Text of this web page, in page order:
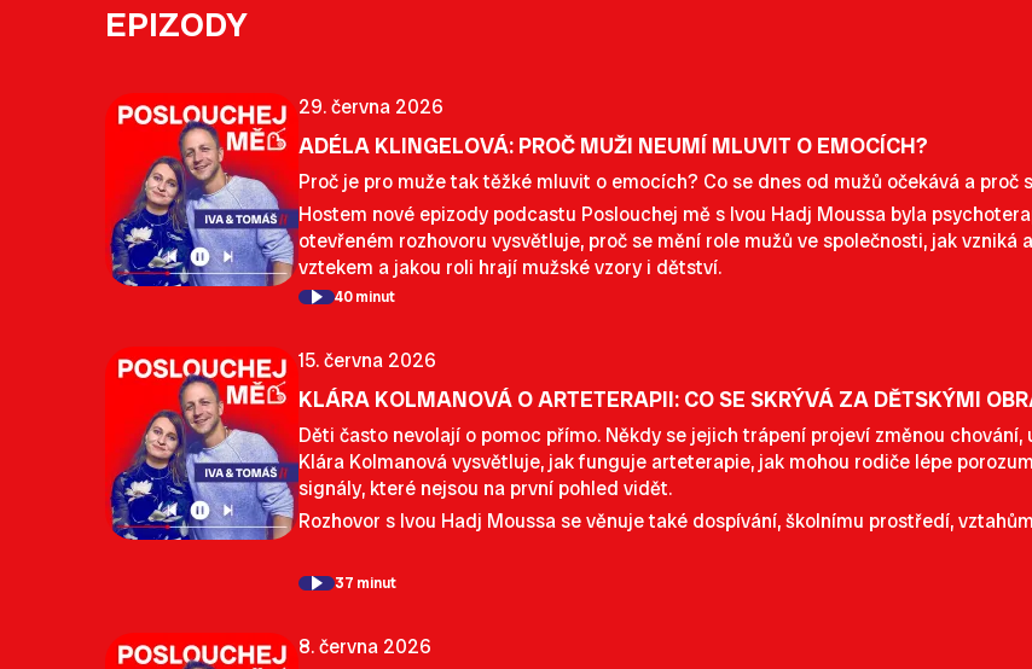
EPIZODY
29. června 2026
ADÉLA KLINGELOVÁ: PROČ MUŽI NEUMÍ MLUVIT O EMOCÍCH?
Proč je pro muže tak těžké mluvit o emocích? Co se dnes od mužů očekává a
Hostem nové epizody podcastu Poslouchej mě s Ivou Hadj Moussa byla
otevřeném rozhovoru vysvětluje, proč se mění role mužů ve společnosti, jak
vztekem a jakou roli hrají mužské vzory i dětství.
40 minut
15. června 2026
KLÁRA KOLMANOVÁ O ARTETERAPII: CO SE SKRÝVÁ ZA DĚTSKÝMI
Děti často nevolají o pomoc přímo. Někdy se jejich trápení projeví změnou
Klára Kolmanová vysvětluje, jak funguje arteterapie, jak mohou rodiče lépe
signály, které nejsou na první pohled vidět.
Rozhovor s Ivou Hadj Moussa se věnuje také dospívání, školnímu prostředí,
37 minut
8. června 2026